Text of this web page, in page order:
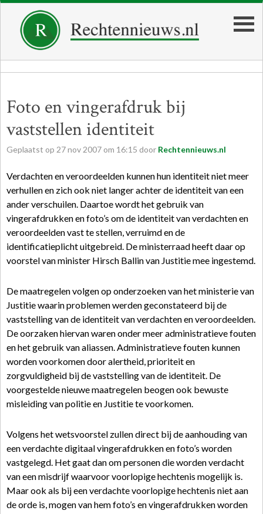
Foto en vingerafdruk bij
vaststellen identiteit
Geplaatst op 27nov 2007 om 16:15 door Rechtennieuws.nl
Verdachten en veroordeelden kunnen hun identiteit niet meer
verhullen en zich ook niet langer achter de identiteit van een
ander verschuilen. Daartoe wordt het gebruik van
vingerafdrukken en foto’s om de identiteit van verdachten en
veroordeelden vast te stellen, verruimd en de
identificatieplicht uitgebreid. De ministerraad heeft daar op
voorstel van minister Hirsch Ballin van Justitie mee ingestemd.
De maatregelen volgen op onderzoeken van het ministerie van
Justitie waarin problemen werden geconstateerd bij de
vaststelling van de identiteit van verdachten en veroordeelden.
De oorzaken hiervan waren onder meer administratieve fouten
en het gebruik van aliassen. Administratieve fouten kunnen
worden voorkomen door alertheid, prioriteit en
zorgvuldigheid bij de vaststelling van de identiteit. De
voorgestelde nieuwe maatregelen beogen ook bewuste
misleiding van politie en Justitie te voorkomen.
Volgens het wetsvoorstel zullen direct bij de aanhouding van
een verdachte digitaal vingerafdrukken en foto’s worden
vastgelegd. Het gaat dan om personen die worden verdacht
van een misdrijf waarvoor voorlopige hechtenis mogelijk is.
Maar ook als bij een verdachte voorlopige hechtenis niet aan
de orde is, mogen van hem foto’s en vingerafdrukken worden